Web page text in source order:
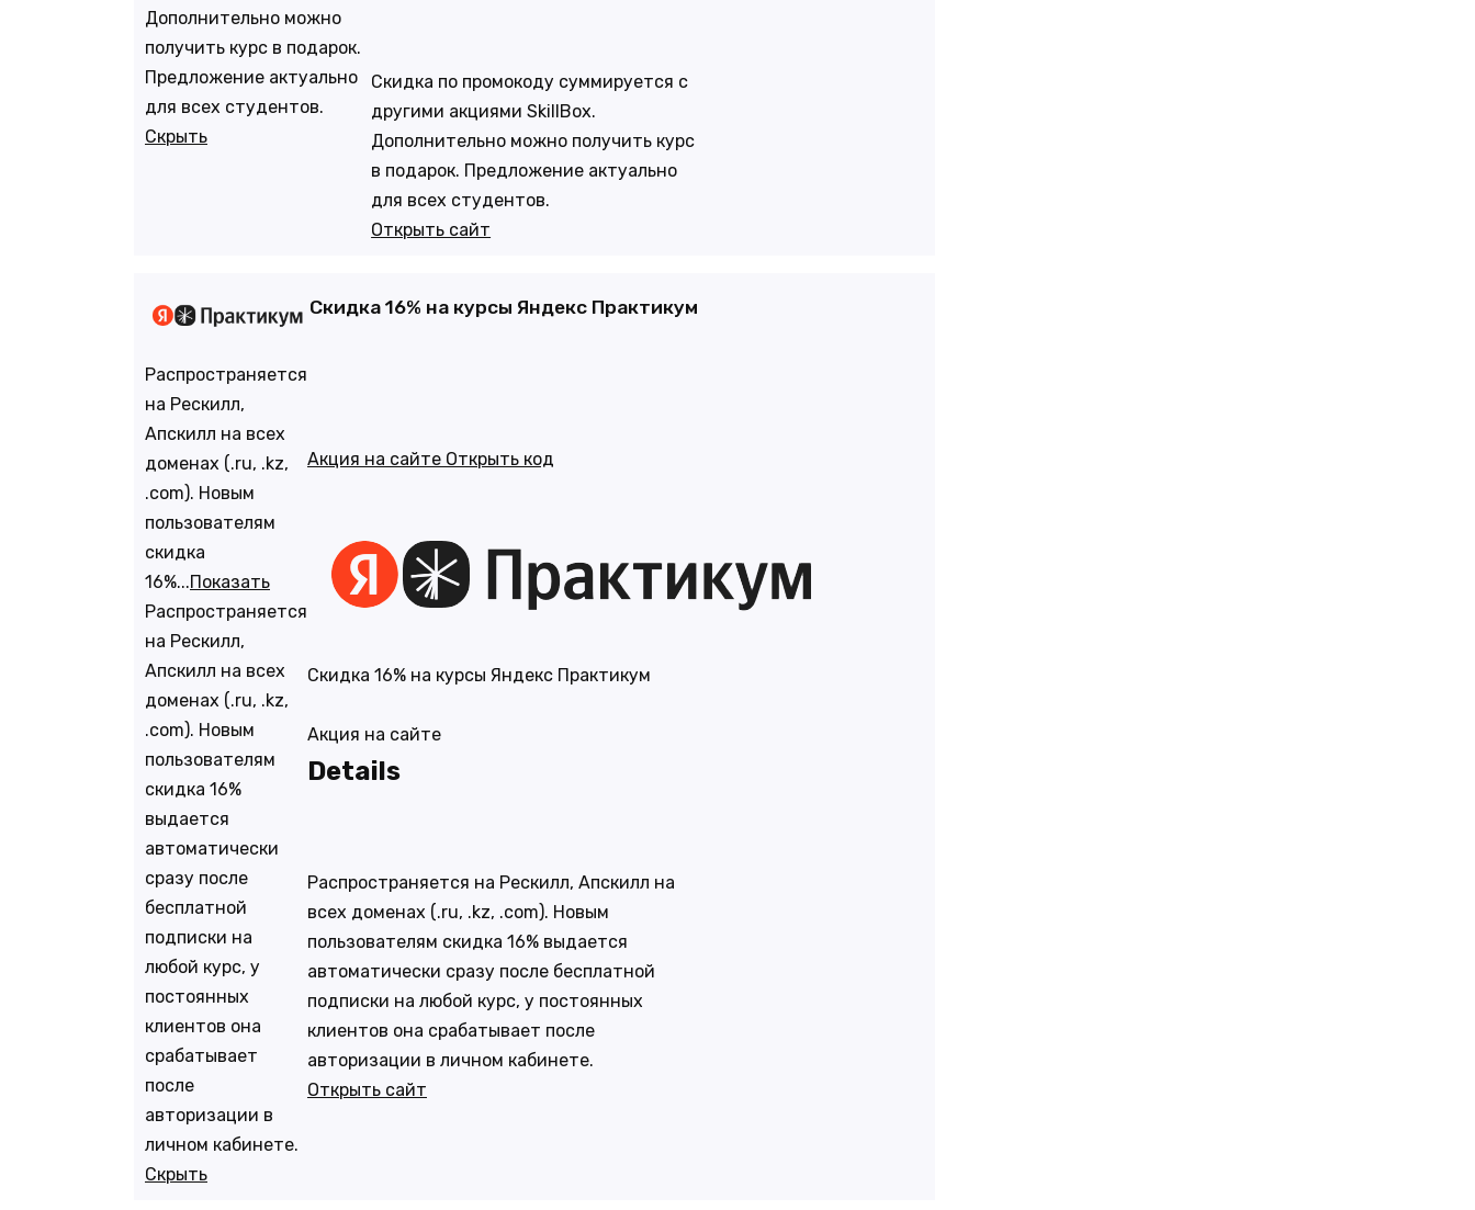
Дополнительно можно
получить курс в подарок.
Предложение актуально
для всех студентов.
Скрыть
Скидка по промокоду суммируется с
другими акциями SkillBox.
Дополнительно можно получить курс
в подарок. Предложение актуально
для всех студентов.
Открыть сайт
Скидка 16% на курсы Яндекс Практикум
Распространяется
на Рескилл,
Апскилл на всех
доменах (.ru, .kz,
.com). Новым
пользователям
скидка
16%...Показать
Распространяется
на Рескилл,
Апскилл на всех
доменах (.ru, .kz,
.com). Новым
пользователям
скидка 16%
выдается
автоматически
сразу после
бесплатной
подписки на
любой курс, у
постоянных
клиентов она
срабатывает
после
авторизации в
личном кабинете.
Скрыть
Акция на сайте Открыть код
Скидка 16% на курсы Яндекс Практикум
Акция на сайте
Details
Распространяется на Рескилл, Апскилл на
всех доменах (.ru, .kz, .com). Новым
пользователям скидка 16% выдается
автоматически сразу после бесплатной
подписки на любой курс, у постоянных
клиентов она срабатывает после
авторизации в личном кабинете.
Открыть сайт